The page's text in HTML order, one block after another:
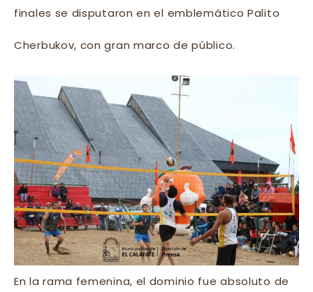
finales se disputaron en el emblemático Palito
Cherbukov, con gran marco de público.
En la rama femenina, el dominio fue absoluto de